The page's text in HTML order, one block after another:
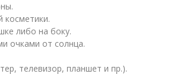
косметики.
либо на боку.
очками от солнца.
телевизор, планшет и пр.).